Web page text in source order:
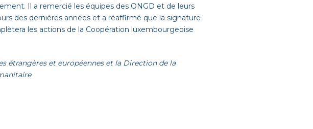
Il a remercié les équipes des ONGD et de leurs
des dernières années et a réaffirmé que la signature
les actions de la Coopération luxembourgeoise
étrangères et européennes et la Direction de la